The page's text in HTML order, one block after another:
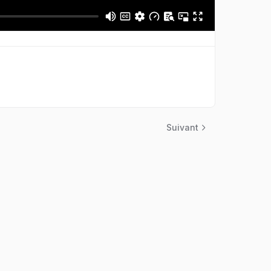
Suivant